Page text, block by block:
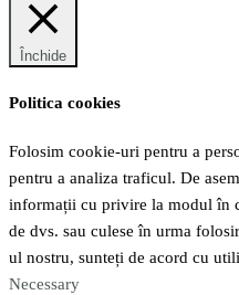
Închide
Politica cookies
Folosim cookie-uri pentru a
pentru a analiza traficul. De
informații cu privire la modul în
de dvs. sau culese în urma
ul nostru, sunteți de acord cu
Necessary